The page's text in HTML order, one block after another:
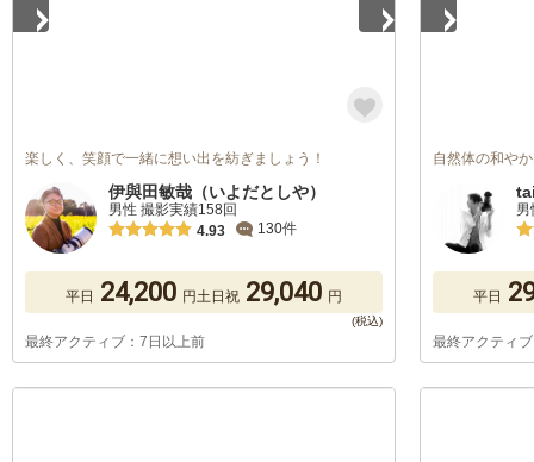
楽しく、笑顔で一緒に想い出を紡ぎましょう！
伊與田敏哉（いよだとしや）
男性 撮影実績158回
4.93
130件
平日 24,200 円土日祝 29,040 円
最終アクティブ：7日以上前
自然体の和や
平日
最終アクティ